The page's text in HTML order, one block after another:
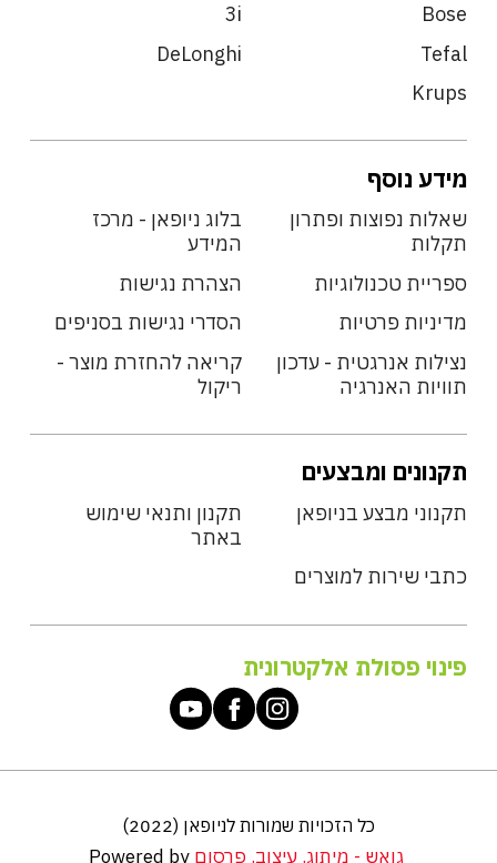
Bose
3i
Tefal
DeLonghi
Krups
מידע נוסף
שאלות נפוצות ופתרון
תקלות
בלוג ניופאן - מרכז
המידע
ספריית טכנולוגיות
הצהרת נגישות
מדיניות פרטיות
הסדרי נגישות בסניפים
נצילות אנרגטית - עדכון
תוויות האנרגיה
קריאה להחזרת מוצר -
ריקול
תקנונים ומבצעים
תקנוני מבצע בניופאן
תקנון ותנאי שימוש
באתר
כתבי שירות למוצרים
פינוי פסולת אלקטרונית
כל הזכויות שמורות לניופאן (2022)
Powered by גואש - מיתוג. עיצוב. פרסום